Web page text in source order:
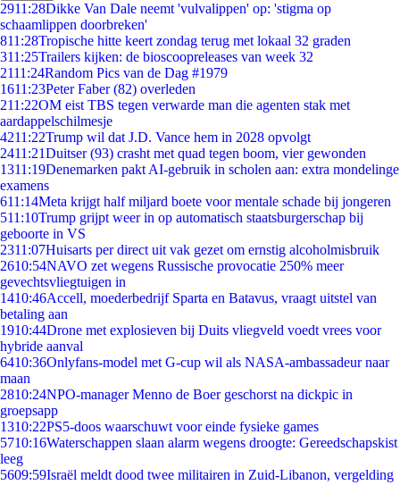
2911:28Dikke Van Dale neemt 'vulvalippen' op: 'stigma op
schaamlippen doorbreken'
811:28Tropische hitte keert zondag terug met lokaal 32 graden
311:25Trailers kijken: de bioscoopreleases van week 32
2111:24Random Pics van de Dag #1979
1611:23Peter Faber (82) overleden
211:22OM eist TBS tegen verwarde man die agenten stak met
aardappelschilmesje
4211:22Trump wil dat J.D. Vance hem in 2028 opvolgt
2411:21Duitser (93) crasht met quad tegen boom, vier gewonden
1311:19Denemarken pakt AI-gebruik in scholen aan: extra mondelinge
examens
611:14Meta krijgt half miljard boete voor mentale schade bij jongeren
511:10Trump grijpt weer in op automatisch staatsburgerschap bij
geboorte in VS
2311:07Huisarts per direct uit vak gezet om ernstig alcoholmisbruik
2610:54NAVO zet wegens Russische provocatie 250% meer
gevechtsvliegtuigen in
1410:46Accell, moederbedrijf Sparta en Batavus, vraagt uitstel van
betaling aan
1910:44Drone met explosieven bij Duits vliegveld voedt vrees voor
hybride aanval
6410:36Onlyfans-model met G-cup wil als NASA-ambassadeur naar
maan
2810:24NPO-manager Menno de Boer geschorst na dickpic in
groepsapp
1310:22PS5-doos waarschuwt voor einde fysieke games
5710:16Waterschappen slaan alarm wegens droogte: Gereedschapskist
leeg
5609:59Israël meldt dood twee militairen in Zuid-Libanon, vergelding